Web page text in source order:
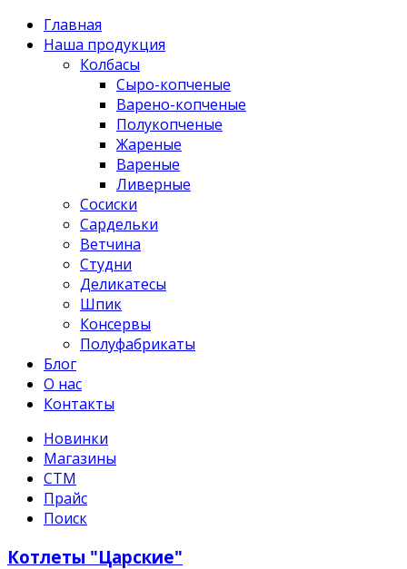
Главная
Наша продукция
Колбасы
Сыро-копченые
Варено-копченые
Полукопченые
Жареные
Вареные
Ливерные
Сосиски
Сардельки
Ветчина
Студни
Деликатесы
Шпик
Консервы
Полуфабрикаты
Блог
О нас
Контакты
Новинки
Магазины
СТМ
Прайс
Поиск
Котлеты "Царские"